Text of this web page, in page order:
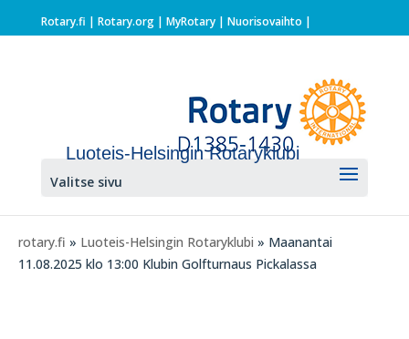
Rotary.fi | Rotary.org| MyRotary | Nuorisovaihto |
Luoteis-Helsingin Rotaryklubi
Valitse sivu
rotary.fi » Luoteis-Helsingin Rotaryklubi » Maanantai
11.08.2025 klo 13:00 Klubin Golfturnaus Pickalassa